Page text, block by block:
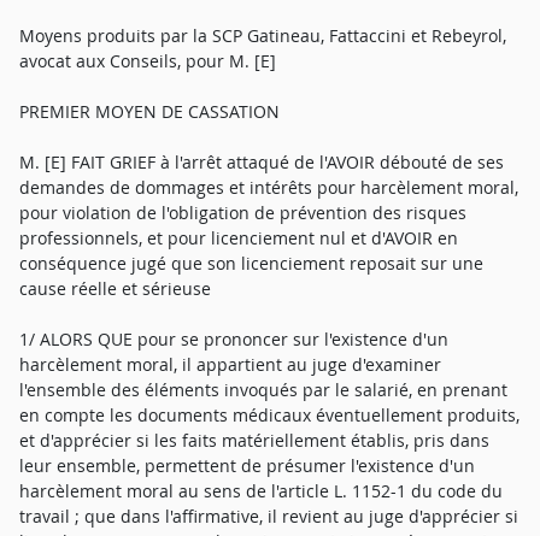
Moyens produits par la SCP Gatineau, Fattaccini et Rebeyrol,
avocat aux Conseils, pour M. [E]
PREMIER MOYEN DE CASSATION
M. [E] FAIT GRIEF à l'arrêt attaqué de l'AVOIR débouté de ses
demandes de dommages et intérêts pour harcèlement moral,
pour violation de l'obligation de prévention des risques
professionnels, et pour licenciement nul et d'AVOIR en
conséquence jugé que son licenciement reposait sur une
cause réelle et sérieuse
1/ ALORS QUE pour se prononcer sur l'existence d'un
harcèlement moral, il appartient au juge d'examiner
l'ensemble des éléments invoqués par le salarié, en prenant
en compte les documents médicaux éventuellement produits,
et d'apprécier si les faits matériellement établis, pris dans
leur ensemble, permettent de présumer l'existence d'un
harcèlement moral au sens de l'article L. 1152-1 du code du
travail ; que dans l'affirmative, il revient au juge d'apprécier si